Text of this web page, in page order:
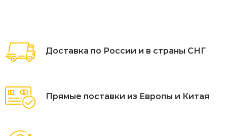
Доставка по России и в страны СНГ
Прямые поставки из Европы и Китая